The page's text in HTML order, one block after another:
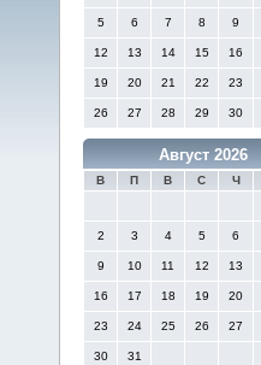
5 6 7 8 9
12 13 14 15 16
19 20 21 22 23
26 27 28 29 30
Август 2026
В П В С Ч
2 3 4 5 6
9 10 11 12 13
16 17 18 19 20
23 24 25 26 27
30 31